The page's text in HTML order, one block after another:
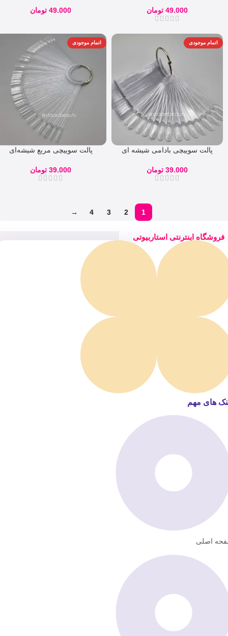
49.000 تومان 49.000 تومان
اتمام موجودی
پالت سوییچی بادامی شیشه ای
39.000 تومان
اتمام موجودی
پالت سوییچی مربع شیشه‌ای
39.000 تومان
1
2
3
4
→
فروشگاه اینترنتی استاربیوتی
های مهم
اصلی